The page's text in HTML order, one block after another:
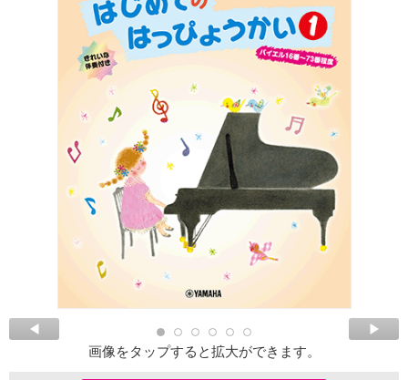
画像をタップすると拡大ができます。